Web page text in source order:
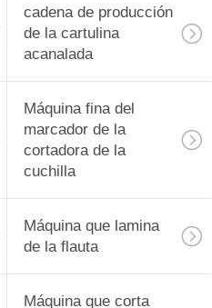
cadena de producción
de la cartulina
acanalada
Máquina fina del
marcador de la
cortadora de la
cuchilla
Máquina que lamina
de la flauta
Máquina que corta